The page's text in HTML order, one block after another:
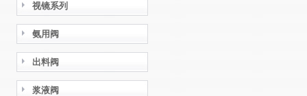
视镜系列
氨用阀
出料阀
浆液阀